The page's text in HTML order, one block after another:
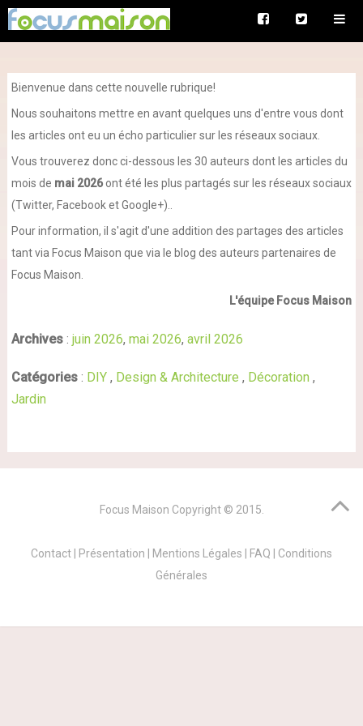
Bienvenue dans cette nouvelle rubrique!
Nous souhaitons mettre en avant quelques uns d'entre vous dont
les articles ont eu un écho particulier sur les réseaux sociaux.
Vous trouverez donc ci-dessous les 30 auteurs dont les articles du
mois de mai 2026ont été les plus partagés sur les réseaux sociaux
(Twitter, Facebook et Google+)..
Pour information, il s'agit d'une addition des partages des articles
tant via Focus Maison que via le blog des auteurs partenaires de
Focus Maison.
L'équipe Focus Maison
Archives: juin 2026, mai 2026, avril 2026
Catégories: DIY , Design & Architecture , Décoration ,
Jardin
Focus Maison Copyright © 2015.
Contact Présentation Mentions Légales FAQ
Conditions
Générales